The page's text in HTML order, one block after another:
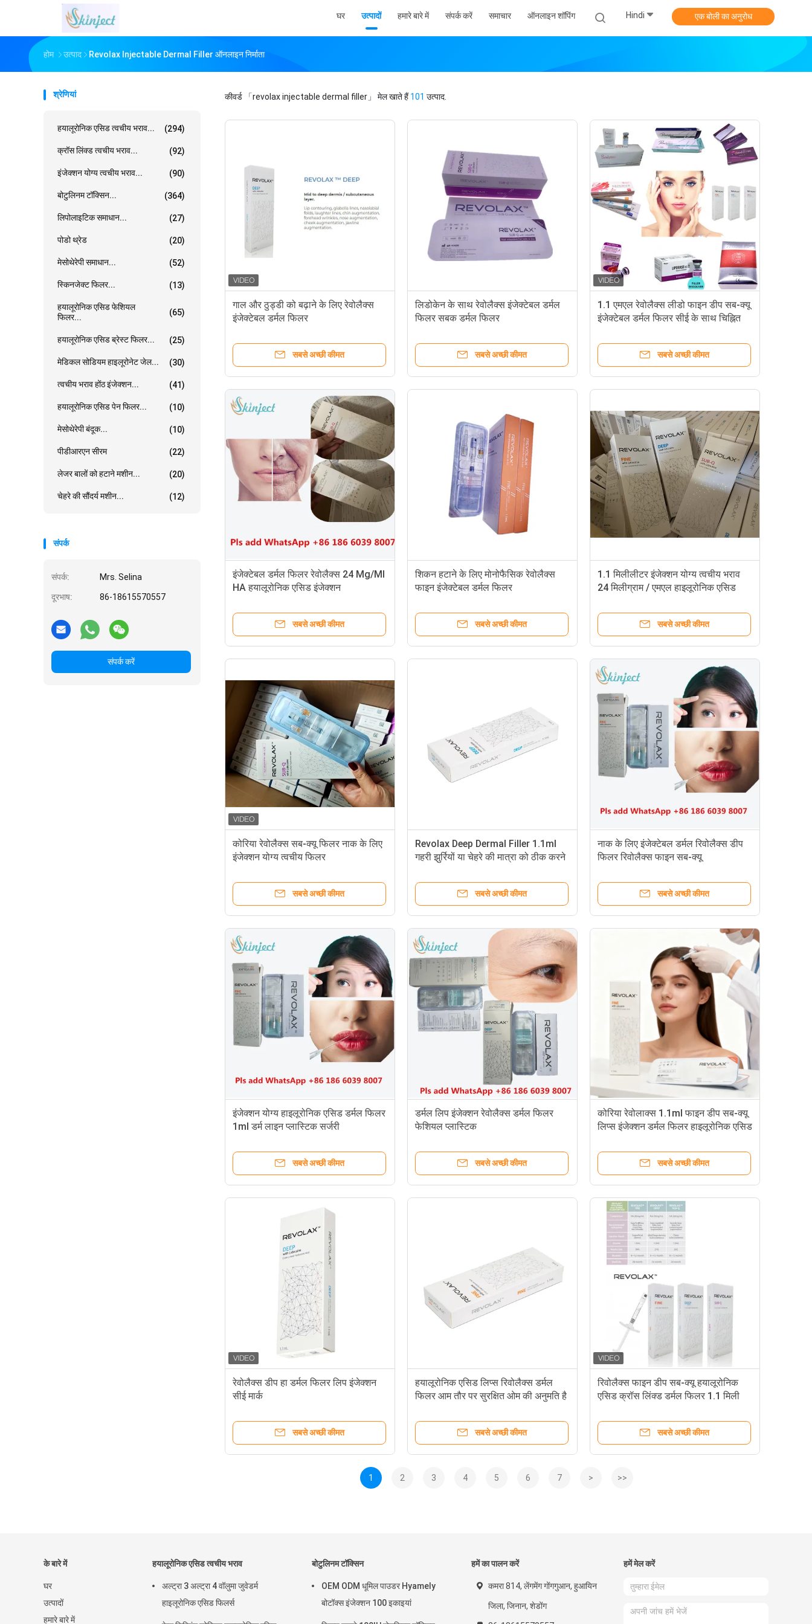
घर उत्पादों हमारे बारे में संपर्क करें समाचार ऑनलाइन शॉपिंग Hindi एक बोली का अनुरोध
होम उत्पाद Revolax Injectable Dermal Filler ऑनलाइन निर्माता
श्रेणियां
हयालूरोनिक एसिड त्वचीय भराव... (294)
क्रॉस लिंक्ड त्वचीय भराव... (92)
इंजेक्शन योग्य त्वचीय भराव... (90)
बोटुलिनम टॉक्सिन... (364)
लिपोलाइटिक समाधान... (27)
पोडो थ्रेड (20)
मेसोथेरेपी समाधान... (52)
स्किनजेक्ट फिलर... (13)
हयालूरोनिक एसिड फेशियल
फिलर...
(65)
हयालूरोनिक एसिड ब्रेस्ट फिलर... (25)
मेडिकल सोडियम हाइलूरोनेट जेल... (30)
त्वचीय भराव होंठ इंजेक्शन... (41)
हयालूरोनिक एसिड पेन फिलर... (10)
मेसोथेरेपी बंदूक... (10)
पीडीआरएन सीरम (22)
लेजर बालों को हटाने मशीन... (20)
चेहरे की सौंदर्य मशीन... (12)
संपर्क
संपर्क: Mrs. Selina
दूरभाष: 86-18615570557
संपर्क करें
कीवर्ड 「revolax injectable dermal filler」 मेल खाते हैं101 उत्पाद.
गाल और ठुड्डी को बढ़ाने के लिए रेवोलैक्स
इंजेक्टेबल डर्मल फिलर
सबसे अच्छी कीमत
लिडोकेन के साथ रेवोलैक्स इंजेक्टेबल डर्मल
फिलर सबक डर्मल फिलर
सबसे अच्छी कीमत
1.1 एमएल रेवोलैक्स लीडो फाइन डीप सब-क्यू
इंजेक्टेबल डर्मल फिलर सीई के साथ चिह्नित
सबसे अच्छी कीमत
इंजेक्टेबल डर्मल फिलर रेवोलैक्स 24 Mg/Ml
HA हयालूरोनिक एसिड इंजेक्शन
सबसे अच्छी कीमत
शिकन हटाने के लिए मोनोफैसिक रेवोलैक्स
फाइन इंजेक्टेबल डर्मल फिलर
सबसे अच्छी कीमत
1.1 मिलीलीटर इंजेक्शन योग्य त्वचीय भराव
24 मिलीग्राम / एमएल हाइलूरोनिक एसिड
सबसे अच्छी कीमत
कोरिया रेवोलैक्स सब-क्यू फिलर नाक के लिए
इंजेक्शन योग्य त्वचीय फिलर
सबसे अच्छी कीमत
Revolax Deep Dermal Filler 1.1ml
गहरी झुर्रियों या चेहरे की मात्रा को ठीक करने
सबसे अच्छी कीमत
नाक के लिए इंजेक्टेबल डर्मल रिवोलैक्स डीप
फिलर रिवोलैक्स फाइन सब-क्यू
सबसे अच्छी कीमत
इंजेक्शन योग्य हाइलूरोनिक एसिड डर्मल फिलर
1ml डर्म लाइन प्लास्टिक सर्जरी
सबसे अच्छी कीमत
डर्मल लिप इंजेक्शन रेवोलैक्स डर्मल फिलर
फेशियल प्लास्टिक
सबसे अच्छी कीमत
कोरिया रेवोलाक्स 1.1ml फाइन डीप सब-क्यू
लिप्स इंजेक्शन डर्मल फिलर हाइलूरोनिक एसिड
सबसे अच्छी कीमत
रेवोलैक्स डीप हा डर्मल फिलर लिप इंजेक्शन
सीई मार्क
सबसे अच्छी कीमत
हयालूरोनिक एसिड लिप्स रिवोलैक्स डर्मल
फिलर आम तौर पर सुरक्षित ओम की अनुमति है
सबसे अच्छी कीमत
रिवोलैक्स फाइन डीप सब-क्यू हयालूरोनिक
एसिड क्रॉस लिंक्ड डर्मल फिलर 1.1 मिली
सबसे अच्छी कीमत
1 2 3 4 5 6 7 > >>
के बारे में
घर
उत्पादों
हमारे बारे में
हयालूरोनिक एसिड त्वचीय भराव
अल्ट्रा 3 अल्ट्रा 4 वॉलुमा जुवेडर्म
हाइलूरोनिक एसिड फिलर्स
बोटुलिनम टॉक्सिन
OEM ODM धूमिल पाउडर Hyamely
बोटॉक्स इंजेक्शन 100 इकाइयां
हमें का पालन करें
कमरा 814, लेंगमेंग गोंगगुआन, हुआयिन
जिला, जिनान, शेडोंग
हमें मेल करें